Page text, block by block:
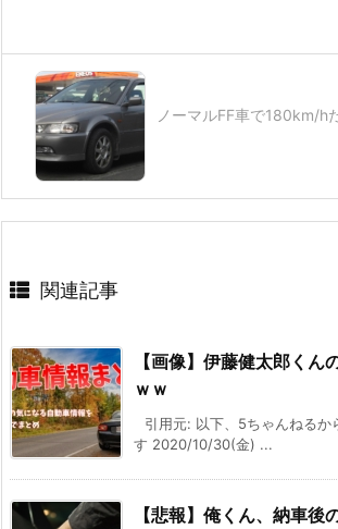
ノーマルFF車で180km/h
関連記事
【画像】伊藤健太郎くん
ｗｗ
引用元: 以下、5ちゃんねるか
す 2020/10/30(金) ...
【悲報】俺くん、納車後